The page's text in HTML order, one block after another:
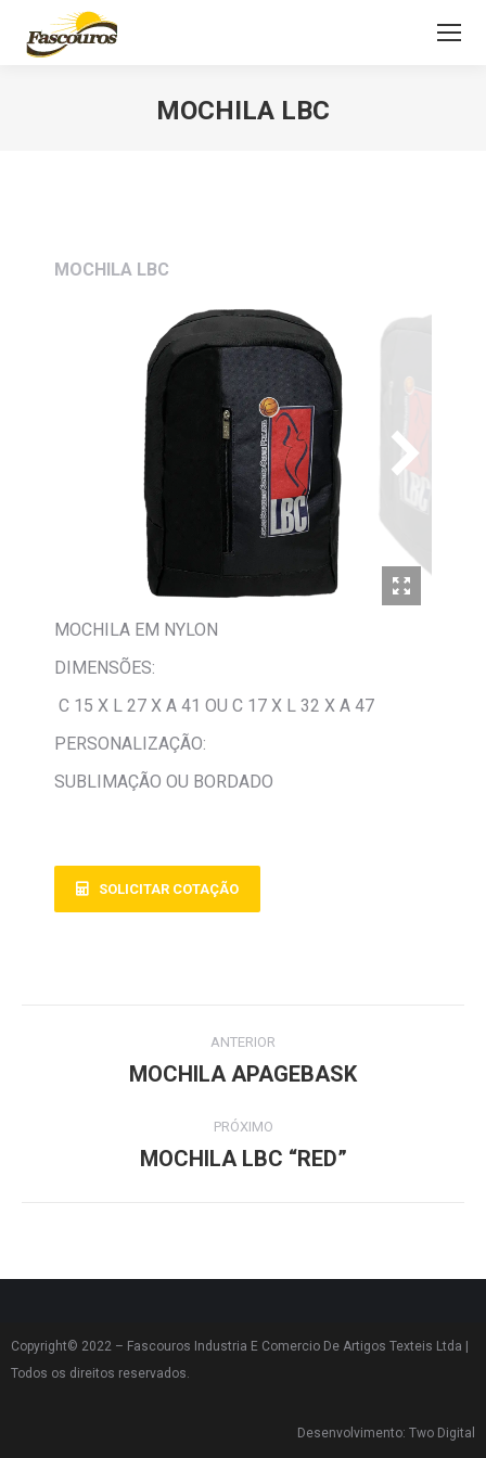
MOCHILA LBC
MOCHILA LBC
MOCHILA EM NYLON
DIMENSÕES:
C 15 X L 27 X A 41 OU C 17 X L 32 X A 47
PERSONALIZAÇÃO:
SUBLIMAÇÃO OU BORDADO
SOLICITAR COTAÇÃO
ANTERIOR
MOCHILA APAGEBASK
PRÓXIMO
MOCHILA LBC “RED”
Copyright© 2022 – Fascouros Industria E Comercio De Artigos Texteis Ltda |
Todos os direitos reservados.
Desenvolvimento: Two Digital